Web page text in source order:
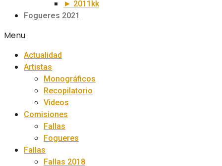
► 2011kk
Fogueres 2021
Menu
Actualidad
Artistas
Monográficos
Recopilatorio
Videos
Comisiones
Fallas
Fogueres
Fallas
Fallas 2018